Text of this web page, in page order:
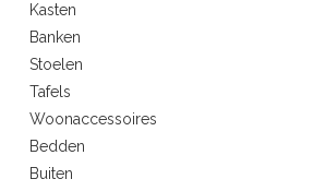
Kasten
Banken
Stoelen
Tafels
Woonaccessoires
Bedden
Buiten